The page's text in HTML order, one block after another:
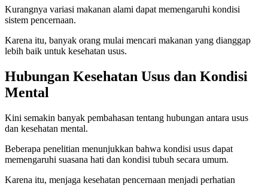
Kurangnya variasi makanan alami dapat memengaruhi kondisi
sistem pencernaan.
Karena itu, banyak orang mulai mencari makanan yang dianggap
lebih baik untuk kesehatan usus.
Hubungan Kesehatan Usus dan Kondisi
Mental
Kini semakin banyak pembahasan tentang hubungan antara usus
dan kesehatan mental.
Beberapa penelitian menunjukkan bahwa kondisi usus dapat
memengaruhi suasana hati dan kondisi tubuh secara umum.
Karena itu, menjaga kesehatan pencernaan menjadi perhatian